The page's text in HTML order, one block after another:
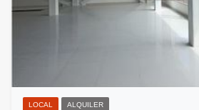
LOCAL ALQUILER